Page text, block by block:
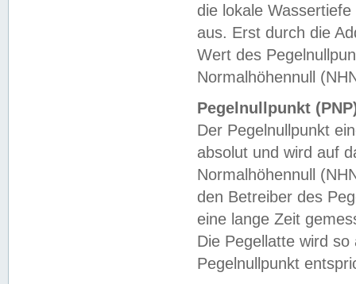
die lokale
aus. Erst durch die
Wert des
Normalhöhennull
Pegelnullpunkt
Der Pegelnullpunkt
absolut und wird auf
Normalhöhennull
den Betreiber des
eine lange Zeit
Die Pegellatte wird
Pegelnullpunkt